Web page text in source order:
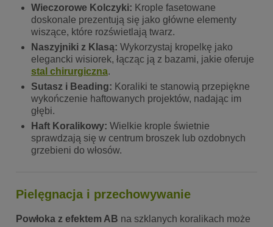
Wieczorowe Kolczyki: Krople fasetowane
doskonale prezentują się jako główne elementy
wiszące, które rozświetlają twarz.
Naszyjniki z Klasą: Wykorzystaj kropelkę jako
elegancki wisiorek, łącząc ją z bazami, jakie oferuje
stal chirurgiczna.
Sutasz i Beading: Koraliki te stanowią przepiękne
wykończenie haftowanych projektów, nadając im
głębi.
Haft Koralikowy: Wielkie krople świetnie
sprawdzają się w centrum broszek lub ozdobnych
grzebieni do włosów.
Pielęgnacja i przechowywanie
Powłoka z efektem AB na szklanych koralikach może